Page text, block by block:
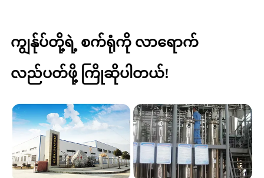
ကျွန်ုပ်တို့ရဲ့ စက်ရုံကို လာရောက်
လည်ပတ်ဖို့ ကြိုဆိုပါတယ်!